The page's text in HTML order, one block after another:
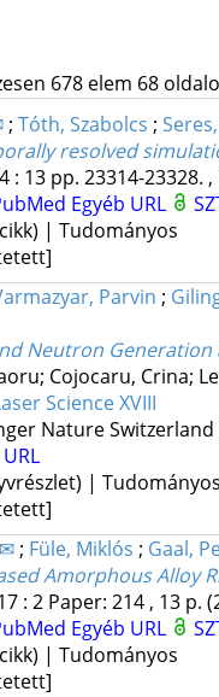
678 elem 68
; Tóth, Szabolcs ;
resolved
: 13 pp. 23314-23328. ,
Egyéb URL
| Tudományos
Parvin ;
Neutron Generation
Cojocaru, Crina;
Science XVIII
Nature Switzerland
| Tudományos
; Füle, Miklós ; Gaal,
Amorphous Alloy
: 2 Paper: 214 , 13 p.
Egyéb URL
| Tudományos